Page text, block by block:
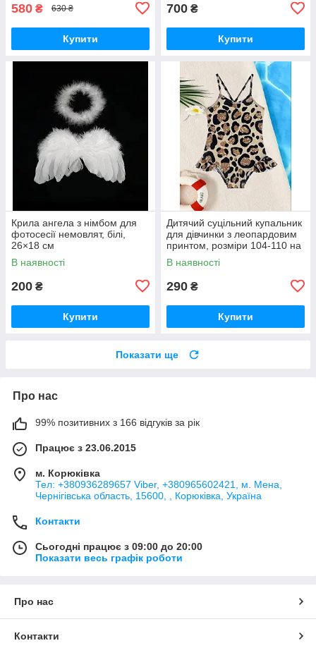
580 ₴ 630 ₴
Купити
700 ₴
Купити
Крила ангела з німбом для
фотосесії немовлят, білі,
26×18 см
В наявності
200 ₴
Купити
Дитячий суцільний купальник
для дівчинки з леопардовим
принтом, розміри 104-110 на
4-5років та 110-116 на 5-6
років
В наявності
290 ₴
Купити
Показати ще
Про нас
99% позитивних з 166 відгуків за рік
Працює з 23.06.2015
м. Корюківка
Тел: +380936289657 Viber, +380965602421, м. Мена,
Чернігівська область, 15600, , Корюківка, Україна
Контакти
Сьогодні працює з 09:00 до 20:00
Показати весь графік роботи
Про нас
Контакти